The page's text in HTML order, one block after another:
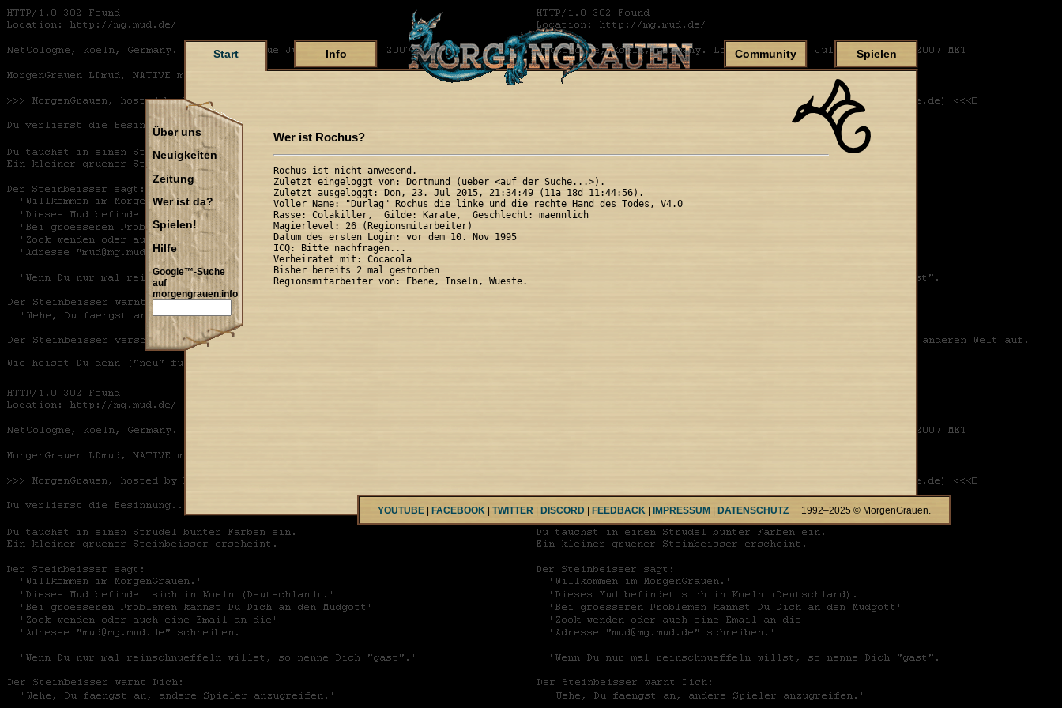
Start Info Community Spielen
Über uns
Neuigkeiten
Zeitung
Wer ist da?
Spielen!
Hilfe
Google™-Suche
auf
morgengrauen.info
Wer ist Rochus?
Rochus ist nicht anwesend.
Zuletzt eingeloggt von: Dortmund (ueber <auf der Suche...>).
Zuletzt ausgeloggt: Don, 23. Jul 2015, 21:34:49 (11a 18d 11:44:56).
Voller Name: "Durlag" Rochus die linke und die rechte Hand des Todes, V4.0
Rasse: Colakiller,  Gilde: Karate,  Geschlecht: maennlich
Magierlevel: 26 (Regionsmitarbeiter)
Datum des ersten Login: vor dem 10. Nov 1995
ICQ: Bitte nachfragen...
Verheiratet mit: Cocacola
Bisher bereits 2 mal gestorben
YOUTUBE FACEBOOK TWITTER DISCORD FEEDBACK IMPRESSUM DATENSCHUTZ 1992–2025 © MorgenGrauen.